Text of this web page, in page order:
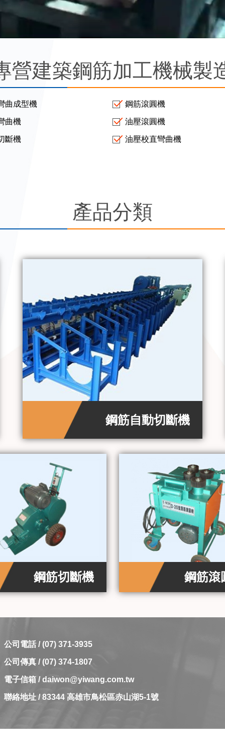
營建築鋼筋加工機械製
曲成型機 鋼筋滾圓機
曲機 油壓滾圓機
斷機 油壓校直彎曲機
產品分類
鋼筋自動切斷機
鋼筋切斷機 鋼筋滾
公司電話 / (07) 371-3935
公司傳真 / (07) 374-1807
電子信箱 / daiwon@yiwang.com.tw
聯絡地址 / 83344 高雄市鳥松區赤山湖5-1號